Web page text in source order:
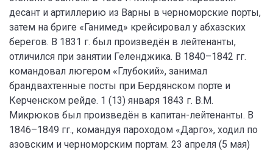
десант и артиллерию из Варны в черноморские порты,
затем на бриге «Ганимед» крейсировал у абхазских
берегов. В 1831 г. был произведён в лейтенанты,
отличился при занятии Геленджика. В 1840–1842 гг.
командовал люгером «Глубокий», занимал
брандвахтенные посты при Бердянском порте и
Керченском рейде. 1 (13) января 1843 г. В.М.
Микрюков был произведён в капитан-лейтенанты. В
1846–1849 гг., командуя пароходом «Дарго», ходил по
азовским и черноморским портам. 23 апреля (5 мая)